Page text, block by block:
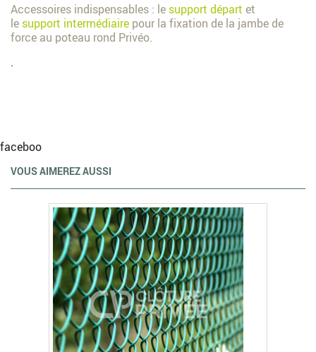
Accessoires indispensables : le support départ et
le support intermédiaire pour la fixation de la jambe de
force au poteau rond Privéo.
.
faceboo
VOUS AIMEREZ AUSSI